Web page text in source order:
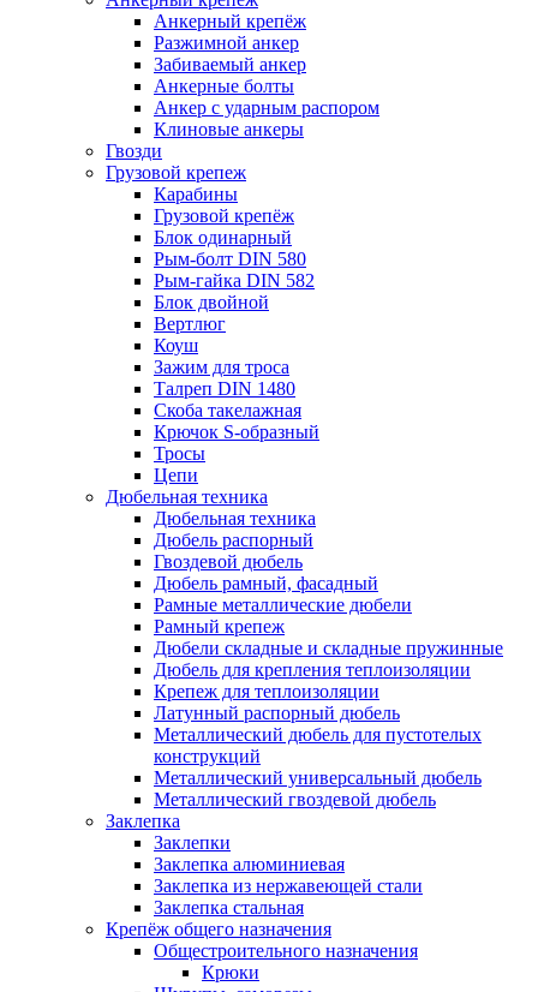
Анкерный крепёж
Разжимной анкер
Забиваемый анкер
Анкерные болты
Анкер с ударным распором
Клиновые анкеры
Гвозди
Грузовой крепеж
Карабины
Грузовой крепёж
Блок одинарный
Рым-болт DIN 580
Рым-гайка DIN 582
Блок двойной
Вертлюг
Коуш
Зажим для троса
Талреп DIN 1480
Скоба такелажная
Крючок S-образный
Тросы
Цепи
Дюбельная техника
Дюбельная техника
Дюбель распорный
Гвоздевой дюбель
Дюбель рамный, фасадный
Рамные металлические дюбели
Рамный крепеж
Дюбели складные и складные пружинные
Дюбель для крепления теплоизоляции
Крепеж для теплоизоляции
Латунный распорный дюбель
Металлический дюбель для пустотелых
конструкций
Металлический универсальный дюбель
Металлический гвоздевой дюбель
Заклепка
Заклепки
Заклепка алюминиевая
Заклепка из нержавеющей стали
Заклепка стальная
Крепёж общего назначения
Общестроительного назначения
Крюки